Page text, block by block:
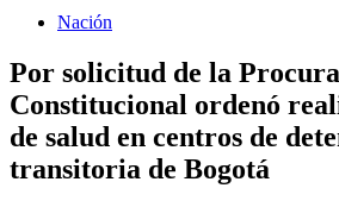
Nación
Por solicitud de la
Constitucional ordenó
de salud en centros de
transitoria de Bogotá